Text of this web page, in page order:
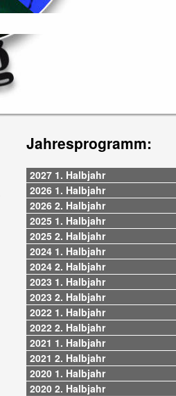
Jahresprogramm:
2027 1. Halbjahr
2026 1. Halbjahr
2026 2. Halbjahr
2025 1. Halbjahr
2025 2. Halbjahr
2024 1. Halbjahr
2024 2. Halbjahr
2023 1. Halbjahr
2023 2. Halbjahr
2022 1. Halbjahr
2022 2. Halbjahr
2021 1. Halbjahr
2021 2. Halbjahr
2020 1. Halbjahr
2020 2. Halbjahr